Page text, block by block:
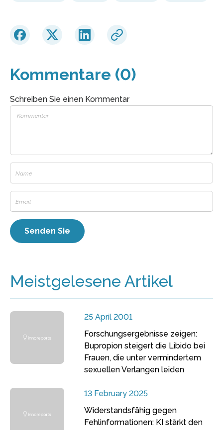
Kommentare (0)
Schreiben Sie einen Kommentar
Meistgelesene Artikel
25 April 2001
Forschungsergebnisse zeigen:
Bupropion steigert die Libido bei
Frauen, die unter vermindertem
sexuellen Verlangen leiden
13 February 2025
Widerstandsfähig gegen
Fehlinformationen: KI stärkt den